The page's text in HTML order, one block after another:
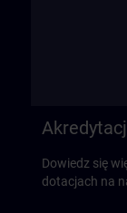
Dowiedz się
dotacjach na